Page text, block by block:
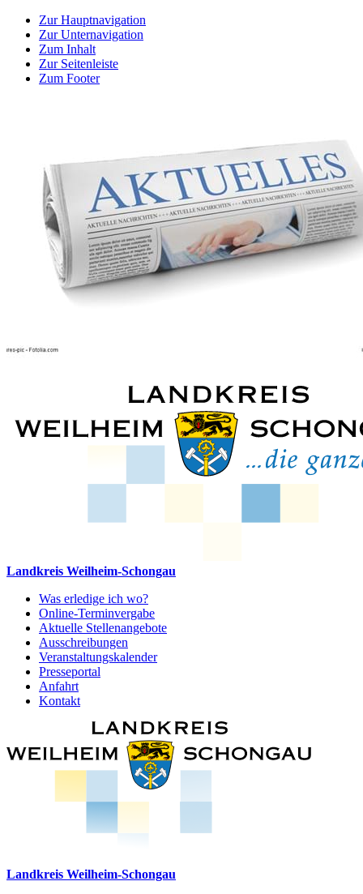
Zur Hauptnavigation
Zur Unternavigation
Zum Inhalt
Zur Seitenleiste
Zum Footer
Landkreis Weilheim-Schongau
Was erledige ich wo?
Online-Terminvergabe
Aktuelle Stellenangebote
Ausschreibungen
Veranstaltungskalender
Presseportal
Anfahrt
Kontakt
Landkreis Weilheim-Schongau